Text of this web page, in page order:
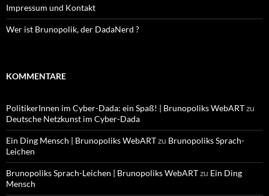
Impressum und Kontakt
Wer ist Brunopolik, der DadaNerd ?
KOMMENTARE
PolitikerInnen im Cyber-Dada: ein Spaß! | Brunopoliks WebARTzu
Deutsche Netzkunst im Cyber-Dada
Ein Ding Mensch | Brunopoliks WebARTzu Brunopoliks Sprach-
Leichen
Brunopoliks Sprach-Leichen | Brunopoliks WebARTzu Ein Ding
Mensch